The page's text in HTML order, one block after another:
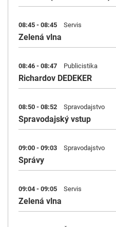
08:45 - 08:45 Servis
Zelená vlna
08:46 - 08:47 Publicistika
Richardov DEDEKER
08:50 - 08:52 Spravodajstvo
Spravodajský vstup
09:00 - 09:03 Spravodajstvo
Správy
09:04 - 09:05 Servis
Zelená vlna